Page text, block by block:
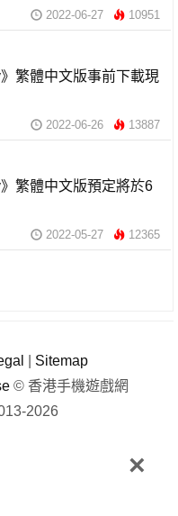
×
2022-06-27 10951
繁體中文版事前下載現
2022-06-26 13887
繁體中文版預定將於6
2022-05-27 12365
Sitemap
© 香港手機遊戲網
2026